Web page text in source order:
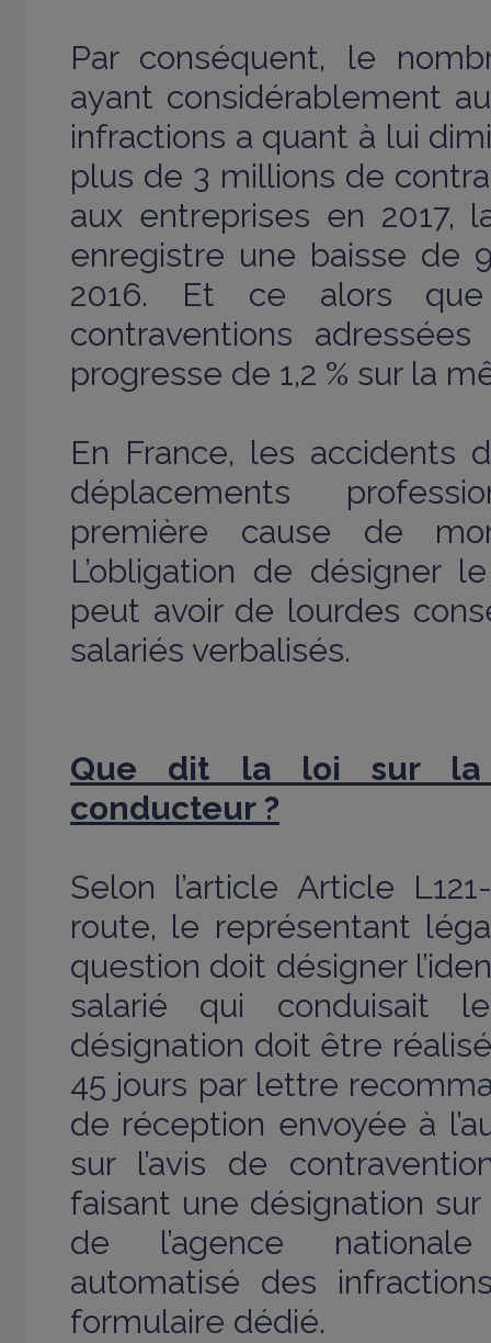
Par conséquent, le
ayant considérablement
infractions a quant à lui
plus de 3 millions de
aux entreprises en 2017,
enregistre une baisse de
2016. Et ce alors
contraventions
progresse de 1,2 % sur la
En France, les accidents
déplacements
première cause de
L’obligation de désigner
peut avoir de lourdes
salariés verbalisés.
Que dit la loi sur la
conducteur ?
Selon l’article Article
route, le représentant
question doit désigner
salarié qui conduisait
désignation doit être
45 jours par lettre
de réception envoyée à
sur l’avis de
faisant une désignation
de l’agence
automatisé des
formulaire dédié.